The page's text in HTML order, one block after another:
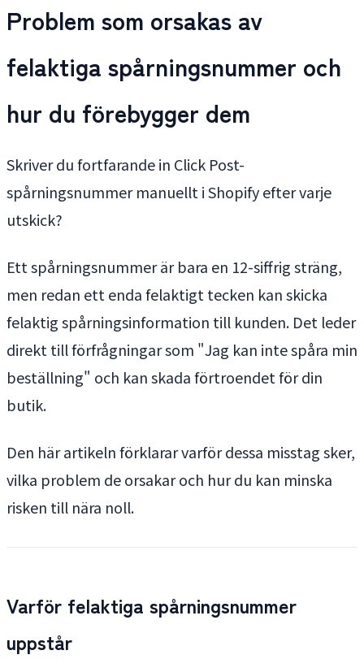
Problem som orsakas av
felaktiga spårningsnummer och
hur du förebygger dem
Skriver du fortfarande in Click Post-
spårningsnummer manuellt i Shopify efter varje
utskick?
Ett spårningsnummer är bara en 12-siffrig sträng,
men redan ett enda felaktigt tecken kan skicka
felaktig spårningsinformation till kunden. Det leder
direkt till förfrågningar som "Jag kan inte spåra min
beställning" och kan skada förtroendet för din
butik.
Den här artikeln förklarar varför dessa misstag sker,
vilka problem de orsakar och hur du kan minska
risken till nära noll.
Varför felaktiga spårningsnummer
uppstår